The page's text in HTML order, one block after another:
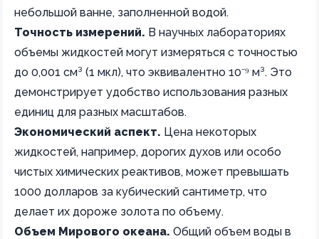
небольшой ванне, заполненной водой.
Точность измерений. В научных лабораториях
объемы жидкостей могут измеряться с точностью
до 0,001 см³ (1 мкл), что эквивалентно 10⁻⁹ м³. Это
демонстрирует удобство использования разных
единиц для разных масштабов.
Экономический аспект. Цена некоторых
жидкостей, например, дорогих духов или особо
чистых химических реактивов, может превышать
1000 долларов за кубический сантиметр, что
делает их дороже золота по объему.
Объем Мирового океана. Общий объем воды в